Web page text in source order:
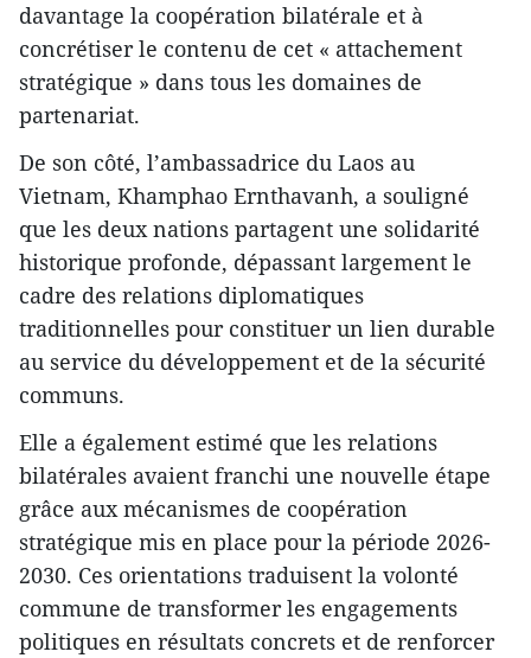
davantage la coopération bilatérale et à
concrétiser le contenu de cet « attachement
stratégique » dans tous les domaines de
partenariat.
De son côté, l’ambassadrice du Laos au
Vietnam, Khamphao Ernthavanh, a souligné
que les deux nations partagent une solidarité
historique profonde, dépassant largement le
cadre des relations diplomatiques
traditionnelles pour constituer un lien durable
au service du développement et de la sécurité
communs.
Elle a également estimé que les relations
bilatérales avaient franchi une nouvelle étape
grâce aux mécanismes de coopération
stratégique mis en place pour la période 2026-
2030. Ces orientations traduisent la volonté
commune de transformer les engagements
politiques en résultats concrets et de renforcer